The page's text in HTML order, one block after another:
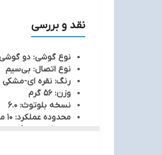
نقد و بررسی
نوع گوشی: دو گوشی
نوع اتصال: بی‌سیم
رنگ: نقره ای-مشکی
وزن: 56 گرم
نسخه بلوتوث: 6.0
محدوده عملکرد: 10 متر
عمر باتری هدفون در